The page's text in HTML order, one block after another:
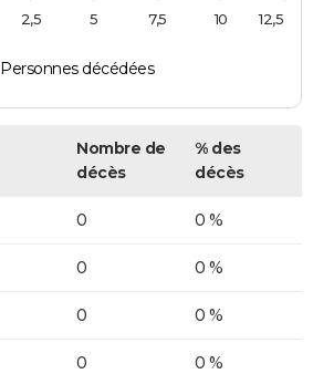
Personnes décédées
10
2,5 5 7,5 12,5
Nombre de
décès
% des
décès
0 0 %
0 0 %
0 0 %
0 0 %